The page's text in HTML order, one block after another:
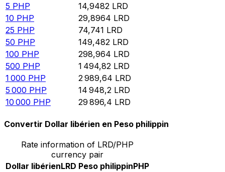
5 PHP 14,9482 LRD
10 PHP 29,8964 LRD
25 PHP 74,741 LRD
50 PHP 149,482 LRD
100 PHP 298,964 LRD
500 PHP 1 494,82 LRD
1 000 PHP 2 989,64 LRD
5 000 PHP 14 948,2 LRD
10 000 PHP 29 896,4 LRD
Convertir Dollar libérien en Peso philippin
Rate information of LRD/PHP
currency pair
Dollar libérienLRD Peso philippinPHP